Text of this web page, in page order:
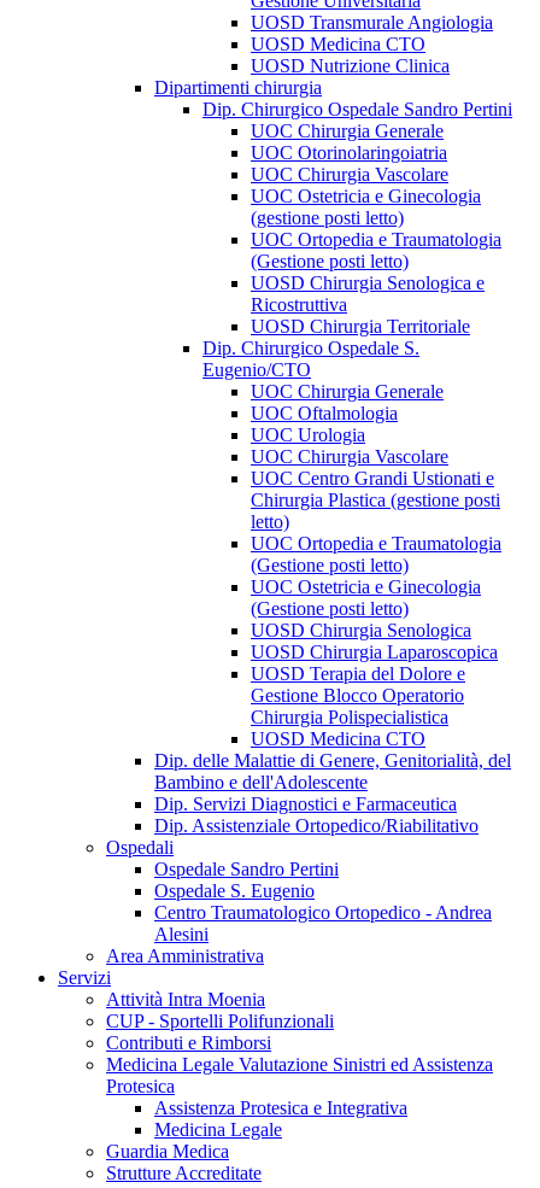
UOSD Transmurale Angiologia
UOSD Medicina CTO
UOSD Nutrizione Clinica
Dipartimenti chirurgia
Dip. Chirurgico Ospedale Sandro Pertini
UOC Chirurgia Generale
UOC Otorinolaringoiatria
UOC Chirurgia Vascolare
UOC Ostetricia e Ginecologia
(gestione posti letto)
UOC Ortopedia e Traumatologia
(Gestione posti letto)
UOSD Chirurgia Senologica e
Ricostruttiva
UOSD Chirurgia Territoriale
Dip. Chirurgico Ospedale S.
Eugenio/CTO
UOC Chirurgia Generale
UOC Oftalmologia
UOC Urologia
UOC Chirurgia Vascolare
UOC Centro Grandi Ustionati e
Chirurgia Plastica (gestione posti
letto)
UOC Ortopedia e Traumatologia
(Gestione posti letto)
UOC Ostetricia e Ginecologia
(Gestione posti letto)
UOSD Chirurgia Senologica
UOSD Chirurgia Laparoscopica
UOSD Terapia del Dolore e
Gestione Blocco Operatorio
Chirurgia Polispecialistica
UOSD Medicina CTO
Dip. delle Malattie di Genere, Genitorialità, del
Bambino e dell'Adolescente
Dip. Servizi Diagnostici e Farmaceutica
Dip. Assistenziale Ortopedico/Riabilitativo
Ospedali
Ospedale Sandro Pertini
Ospedale S. Eugenio
Centro Traumatologico Ortopedico - Andrea
Alesini
Area Amministrativa
Servizi
Attività Intra Moenia
CUP - Sportelli Polifunzionali
Contributi e Rimborsi
Medicina Legale Valutazione Sinistri ed Assistenza
Protesica
Assistenza Protesica e Integrativa
Medicina Legale
Guardia Medica
Strutture Accreditate